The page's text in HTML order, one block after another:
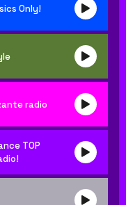
Only!
radio
TOP